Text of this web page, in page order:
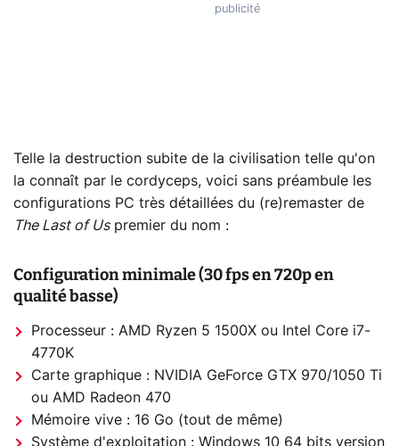
Telle la destruction subite de la civilisation telle qu'on
la connaît par le cordyceps, voici sans préambule les
configurations PC très détaillées du (re)remaster de
The Last of Uspremier du nom :
Configuration minimale (30 fps en 720p en
qualité basse)
Processeur : AMD Ryzen 5 1500X ou Intel Core i7-
4770K
Carte graphique : NVIDIA GeForce GTX 970/1050 Ti
ou AMD Radeon 470
Mémoire vive : 16 Go (tout de même)
Système d'exploitation : Windows 10 64 bits version